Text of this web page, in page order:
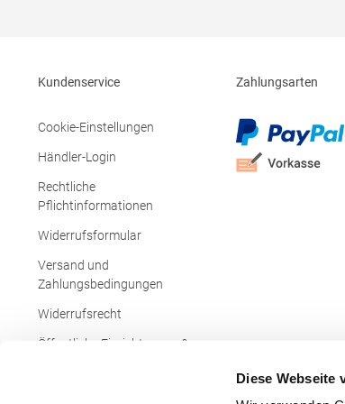
Diese Webseite
Kundenservice
Cookie-Einstellungen
Händler-Login
Rechtliche
Pflichtinformationen
Widerrufsformular
Versand und
Zahlungsbedingungen
Widerrufsrecht
Öffentliche Einrichtungen &
Zahlungsarten